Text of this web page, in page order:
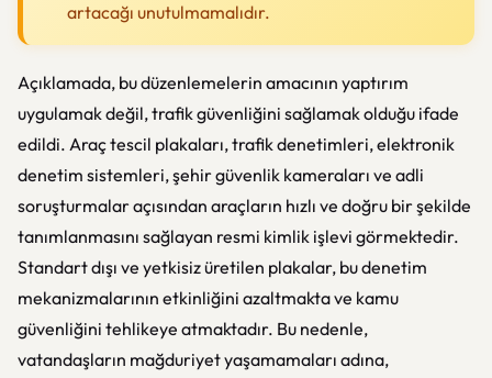
artacağı unutulmamalıdır.
Açıklamada, bu düzenlemelerin amacının yaptırım
uygulamak değil, trafik güvenliğini sağlamak olduğu ifade
edildi. Araç tescil plakaları, trafik denetimleri, elektronik
denetim sistemleri, şehir güvenlik kameraları ve adli
soruşturmalar açısından araçların hızlı ve doğru bir şekilde
tanımlanmasını sağlayan resmi kimlik işlevi görmektedir.
Standart dışı ve yetkisiz üretilen plakalar, bu denetim
mekanizmalarının etkinliğini azaltmakta ve kamu
güvenliğini tehlikeye atmaktadır. Bu nedenle,
vatandaşların mağduriyet yaşamamaları adına,